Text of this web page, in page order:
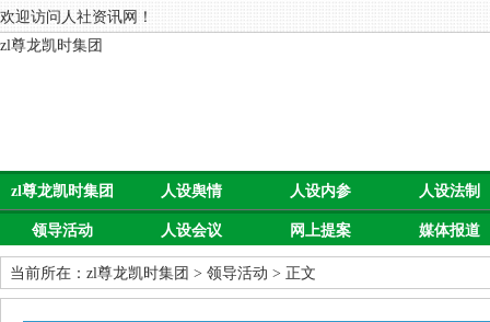
欢迎访问人社资讯网！
zl尊龙凯时集团
zl尊龙凯时集团 人设舆情 人设内参 人设法制
领导活动 人设会议 网上提案 媒体报道
当前所在： zl尊龙凯时集团 > 领导活动 > 正文